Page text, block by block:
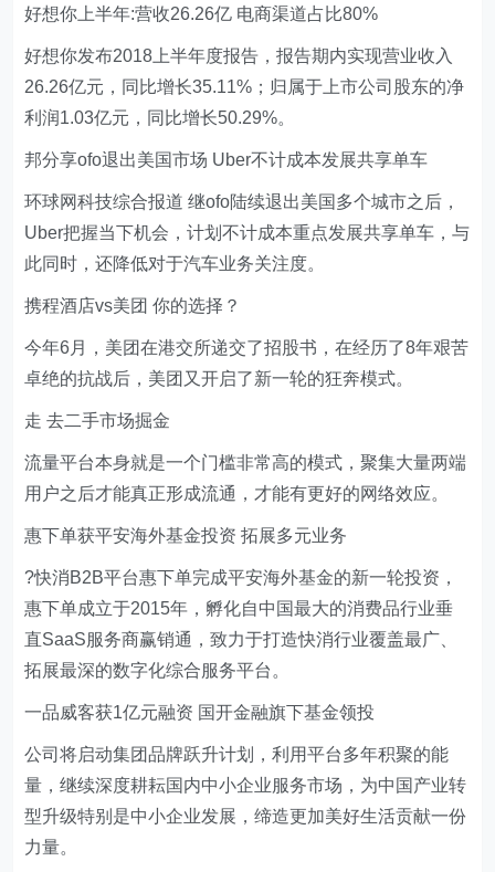
好想你上半年:营收26.26亿 电商渠道占比80%
好想你发布2018上半年度报告，报告期内实现营业收入
26.26亿元，同比增长35.11%；归属于上市公司股东的净
利润1.03亿元，同比增长50.29%。
邦分享ofo退出美国市场 Uber不计成本发展共享单车
环球网科技综合报道 继ofo陆续退出美国多个城市之后，
Uber把握当下机会，计划不计成本重点发展共享单车，与
此同时，还降低对于汽车业务关注度。
携程酒店vs美团 你的选择？
今年6月，美团在港交所递交了招股书，在经历了8年艰苦
卓绝的抗战后，美团又开启了新一轮的狂奔模式。
走 去二手市场掘金
流量平台本身就是一个门槛非常高的模式，聚集大量两端
用户之后才能真正形成流通，才能有更好的网络效应。
惠下单获平安海外基金投资 拓展多元业务
?快消B2B平台惠下单完成平安海外基金的新一轮投资，
惠下单成立于2015年，孵化自中国最大的消费品行业垂
直SaaS服务商赢销通，致力于打造快消行业覆盖最广、
拓展最深的数字化综合服务平台。
一品威客获1亿元融资 国开金融旗下基金领投
公司将启动集团品牌跃升计划，利用平台多年积聚的能
量，继续深度耕耘国内中小企业服务市场，为中国产业转
型升级特别是中小企业发展，缔造更加美好生活贡献一份
力量。